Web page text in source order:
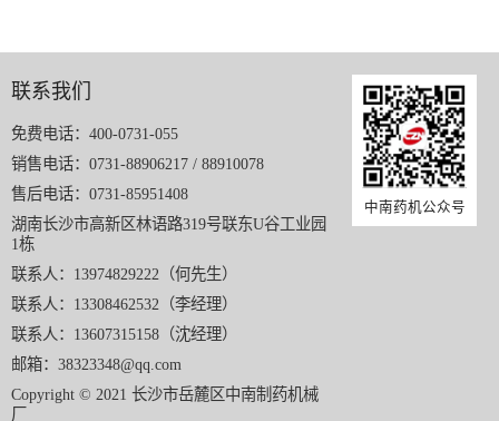
联系我们
免费电话：400-0731-055
销售电话：0731-88906217 / 88910078
售后电话：0731-85951408
湖南长沙市高新区林语路319号联东U谷工业园
1栋
联系人：13974829222（何先生）
联系人：13308462532（李经理）
联系人：13607315158（沈经理）
邮箱：38323348@qq.com
Copyright © 2021 长沙市岳麓区中南制药机械
厂
中南药机公众号